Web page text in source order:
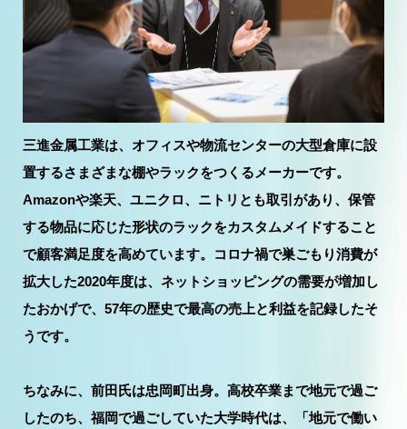
三進金属工業は、オフィスや物流センターの大型倉庫に設
置するさまざまな棚やラックをつくるメーカーです。
Amazonや楽天、ユニクロ、ニトリとも取引があり、保管
する物品に応じた形状のラックをカスタムメイドすること
で顧客満足度を高めています。コロナ禍で巣ごもり消費が
拡大した2020年度は、ネットショッピングの需要が増加し
たおかげで、57年の歴史で最高の売上と利益を記録したそ
うです。
ちなみに、前田氏は忠岡町出身。高校卒業まで地元で過ご
したのち、福岡で過ごしていた大学時代は、「地元で働い